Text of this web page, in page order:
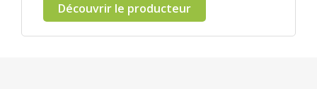
Découvrir le producteur